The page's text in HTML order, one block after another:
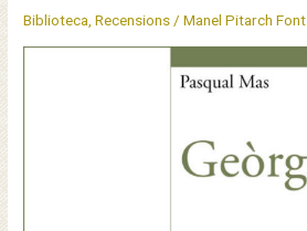
Biblioteca ,Recensions /Manel Pitarch Font